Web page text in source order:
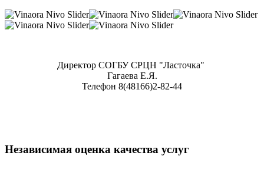
Директор СОГБУ СРЦН "Ласточка"
Гагаева Е.Я.
Телефон 8(48166)2-82-44
Независимая оценка качества услуг